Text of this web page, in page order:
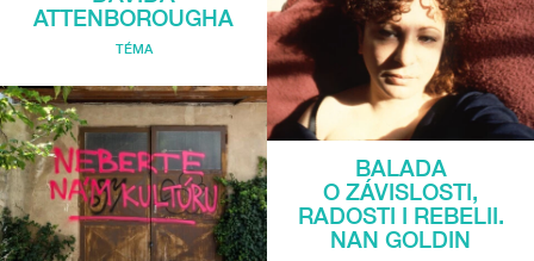
ATTENBOROUGHA
TÉMA
BALADA
O ZÁVISLOSTI,
RADOSTI I REBELII.
NAN GOLDIN